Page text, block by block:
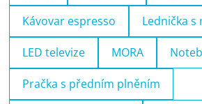
Kávovar espresso Lednička s
LED televize MORA
Pračka s předním plněním